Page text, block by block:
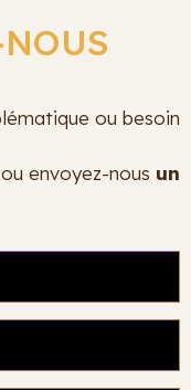
ou besoin
ou envoyez-nous un